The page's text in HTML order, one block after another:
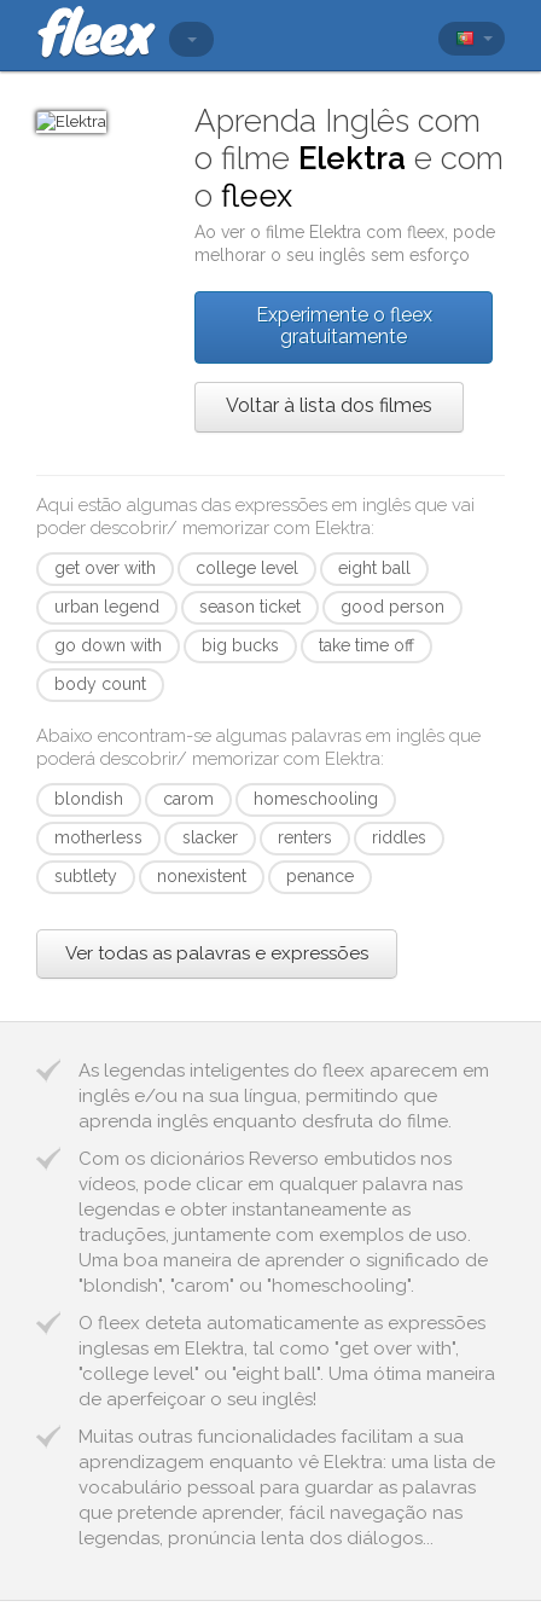
Aprenda Inglês com
o filme Elektra e com
ofleex
Ao ver o filme Elektra comfleex , pode
melhorar o seu inglês sem esforço
Experimente o fleex
gratuitamente
Voltar à lista dos filmes
Aqui estão algumas das expressões em inglês que vai
poder descobrir/ memorizar com Elektra:
get over with college level
eight ball
urban legend
season ticket
good person
go down with
big bucks
take time off
body count
Abaixo encontram-se algumas palavras em inglês que
poderá descobrir/ memorizar com Elektra:
blondish carom
homeschooling
motherless
slacker renters
riddles
subtlety
nonexistent penance
Ver todas as palavras e expressões
As legendas inteligentes do fleex aparecem em
inglês e/ou na sua língua, permitindo que
aprenda inglês enquanto desfruta do filme.
Com os dicionários Reverso embutidos nos
vídeos, pode clicar em qualquer palavra nas
legendas e obter instantaneamente as
traduções, juntamente com exemplos de uso.
Uma boa maneira de aprender o significado de
"blondish", "carom" ou "homeschooling".
O fleex deteta automaticamente as expressões
inglesas em Elektra, tal como "get over with",
"college level" ou "eight ball". Uma ótima maneira
de aperfeiçoar o seu inglês!
Muitas outras funcionalidades facilitam a sua
aprendizagem enquanto vê Elektra: uma lista de
vocabulário pessoal para guardar as palavras
que pretende aprender, fácil navegação nas
legendas, pronúncia lenta dos diálogos...